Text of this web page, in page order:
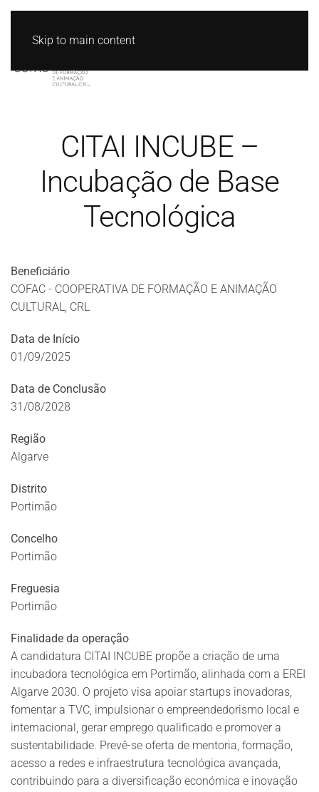
Skip to main content
CITAI INCUBE –
Incubação de Base
Tecnológica
Beneficiário
COFAC - COOPERATIVA DE FORMAÇÃO E ANIMAÇÃO
CULTURAL, CRL
Data de Início
01/09/2025
Data de Conclusão
31/08/2028
Região
Algarve
Distrito
Portimão
Concelho
Portimão
Freguesia
Portimão
Finalidade da operação
A candidatura CITAI INCUBE propõe a criação de uma
incubadora tecnológica em Portimão, alinhada com a EREI
Algarve 2030. O projeto visa apoiar startups inovadoras,
fomentar a TVC, impulsionar o empreendedorismo local e
internacional, gerar emprego qualificado e promover a
sustentabilidade. Prevê-se oferta de mentoria, formação,
acesso a redes e infraestrutura tecnológica avançada,
contribuindo para a diversificação económica e inovação